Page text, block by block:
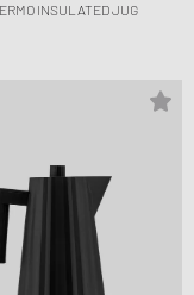
INSULATED JUG